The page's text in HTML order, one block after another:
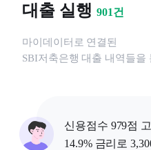
대출 실행 901건
마이데이터로 연결된
SBI저축은행 대출 내역들을
신용점수 979점
14.9% 금리로